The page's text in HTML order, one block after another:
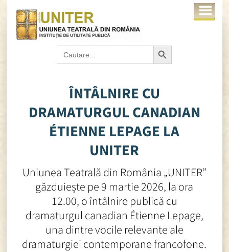
Search
for:
Search Button
ÎNTÂLNIRE CU
DRAMATURGUL CANADIAN
ÉTIENNE LEPAGE LA
UNITER
Uniunea Teatrală din România „UNITER”
găzduiește pe 9 martie 2026, la ora
12.00, o întâlnire publică cu
dramaturgul canadian Étienne Lepage,
una dintre vocile relevante ale
dramaturgiei contemporane francofone.